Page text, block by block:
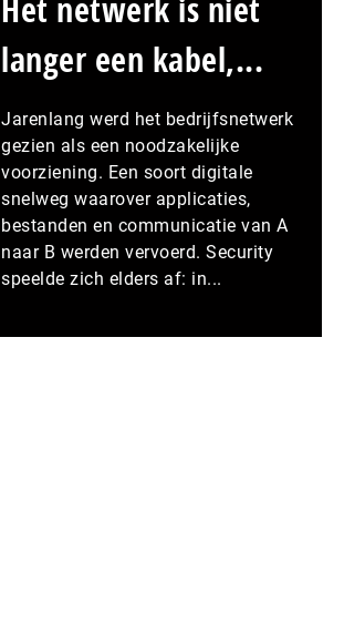
Het netwerk is niet
langer een kabel,...
Jarenlang werd het bedrijfsnetwerk
gezien als een noodzakelijke
voorziening. Een soort digitale
snelweg waarover applicaties,
bestanden en communicatie van A
naar B werden vervoerd. Security
speelde zich elders af: in...